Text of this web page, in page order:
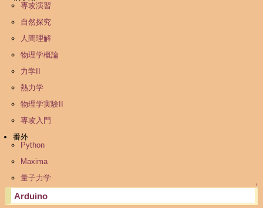
専攻演習
自然探究
人間理解
物理学概論
力学II
熱力学
物理学実験II
専攻入門
番外
Python
Maxima
量子力学
↑
Arduino